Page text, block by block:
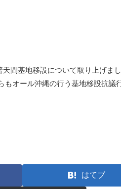
間基地移設について取り上げま
オール沖縄の行う基地移設抗議
はてブ